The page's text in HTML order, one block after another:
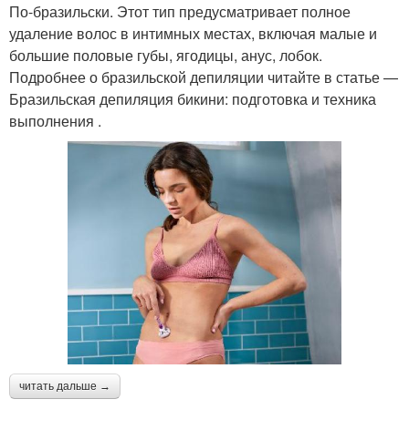
По-бразильски. Этот тип предусматривает полное
удаление волос в интимных местах, включая малые и
большие половые губы, ягодицы, анус, лобок.
Подробнее о бразильской депиляции читайте в статье —
Бразильская депиляция бикини: подготовка и техника
выполнения .
читать дальше →